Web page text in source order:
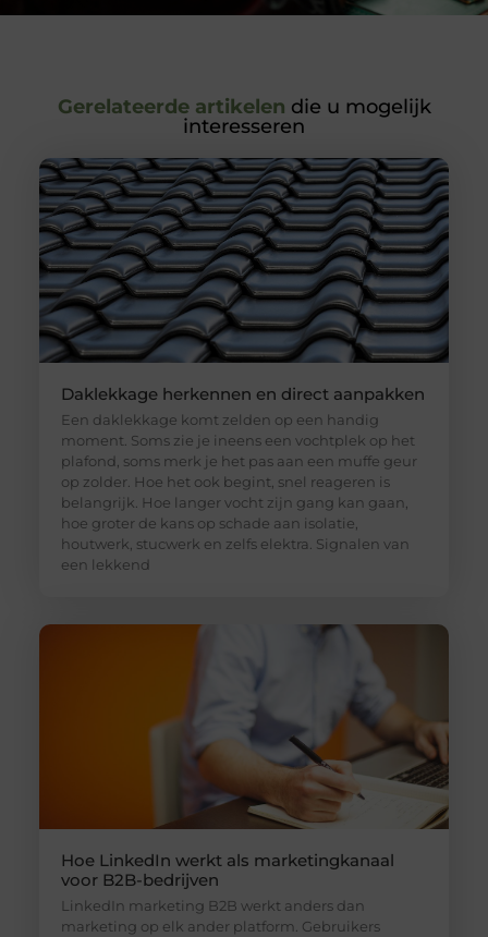
Gerelateerde artikelen die u mogelijk
interesseren
Daklekkage herkennen en direct aanpakken
Een daklekkage komt zelden op een handig
moment. Soms zie je ineens een vochtplek op het
plafond, soms merk je het pas aan een muffe geur
op zolder. Hoe het ook begint, snel reageren is
belangrijk. Hoe langer vocht zijn gang kan gaan,
hoe groter de kans op schade aan isolatie,
houtwerk, stucwerk en zelfs elektra. Signalen van
een lekkend
Hoe LinkedIn werkt als marketingkanaal
voor B2B-bedrijven
LinkedIn marketing B2B werkt anders dan
marketing op elk ander platform. Gebruikers